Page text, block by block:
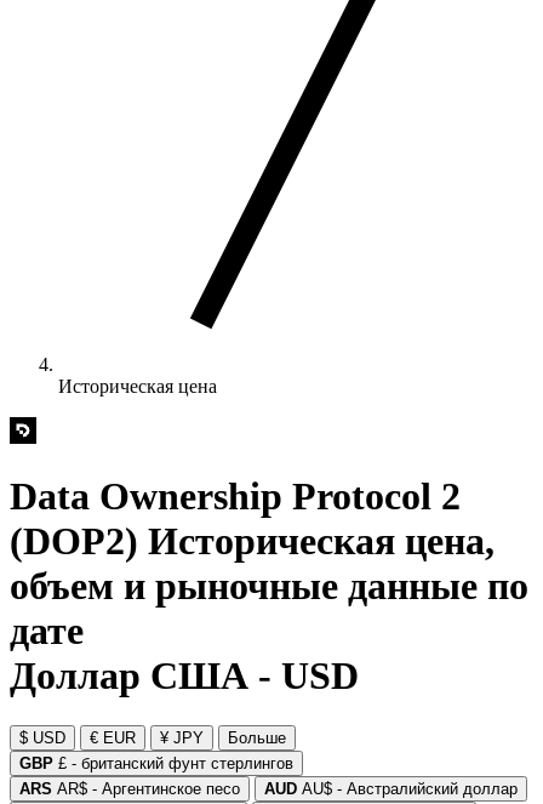
Историческая цена
Data Ownership Protocol 2
(DOP2) Историческая цена,
объем и рыночные данные по
дате
Доллар США - USD
$ USD € EUR ¥ JPY
Больше
GBP £ - британский фунт стерлингов
ARS AR$ - Аргентинское песо AUD AU$ - Австралийский доллар